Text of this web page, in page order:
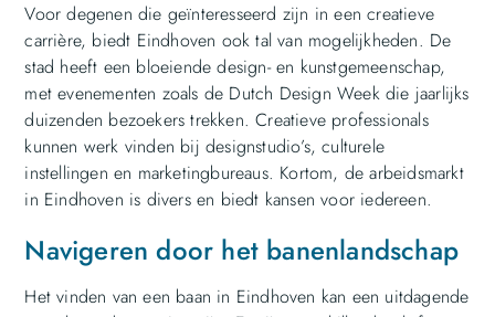
Voor degenen die geïnteresseerd zijn in een creatieve
carrière, biedt Eindhoven ook tal van mogelijkheden. De
stad heeft een bloeiende design- en kunstgemeenschap,
met evenementen zoals de Dutch Design Week die jaarlijks
duizenden bezoekers trekken. Creatieve professionals
kunnen werk vinden bij designstudio’s, culturele
instellingen en marketingbureaus. Kortom, de arbeidsmarkt
in Eindhoven is divers en biedt kansen voor iedereen.
Navigeren door het banenlandschap
Het vinden van een baan in Eindhoven kan een uitdagende